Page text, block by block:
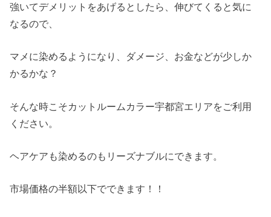
強いてデメリットをあげるとしたら、伸びてくると気に
なるので、
マメに染めるようになり、ダメージ、お金などが少しか
かるかな？
そんな時こそカットルームカラー宇都宮エリアをご利用
ください。
ヘアケアも染めるのもリーズナブルにできます。
市場価格の半額以下でできます！！